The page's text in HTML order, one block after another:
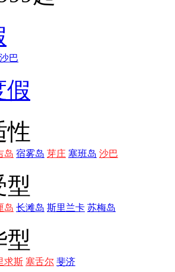
沙巴
假
性
岛 宿雾岛 芽庄 塞班岛 沙巴
型
岛 长滩岛 斯里兰卡 苏梅岛
型
求斯 塞舌尔 斐济